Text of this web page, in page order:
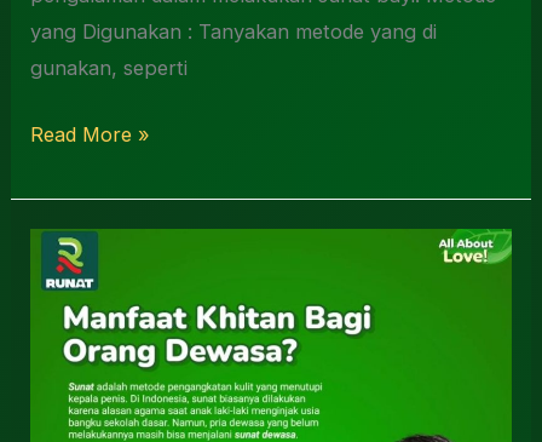
yang Digunakan : Tanyakan metode yang di
gunakan, seperti
Read More »
Dokter
Sunat
Dewasa
Sidoarjo
0812-
3262-